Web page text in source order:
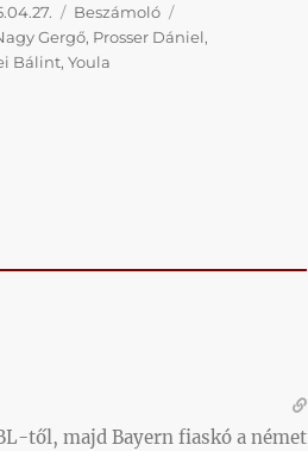
Kategória
Beszámoló
Gergő, Prosser Dániel,
Bálint,Youla
től, majd Bayern fiaskó a német